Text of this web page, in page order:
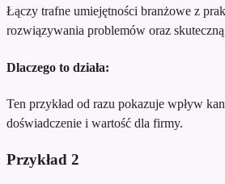
Łączy trafne umiejętności branżowe z
rozwiązywania problemów oraz skuteczną
Dlaczego to działa:
Ten przykład od razu pokazuje wpływ
doświadczenie i wartość dla firmy.
Przykład 2